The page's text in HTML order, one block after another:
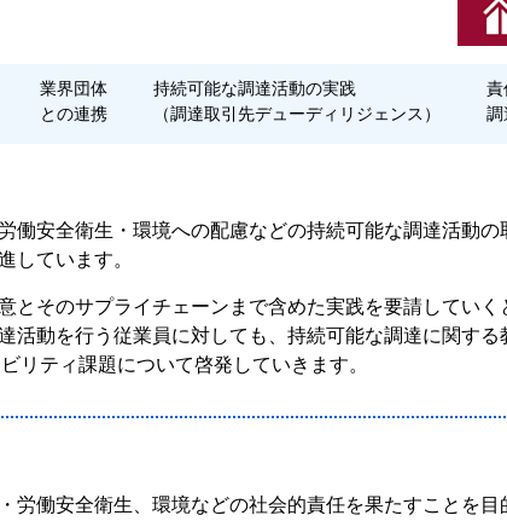
業界団体
との連携
持続可能な調達活動の実践
（調達取引先デューディリジェンス）
責
調
働安全衛生・環境への配慮などの持続可能な調達活動
しています。
とそのサプライチェーンまで含めた実践を要請してい
活動を行う従業員に対しても、持続可能な調達に関す
リティ課題について啓発していきます。
労働安全衛生、環境などの社会的責任を果たすことを